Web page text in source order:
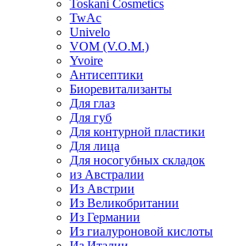
Toskani Cosmetics
TwAc
Univelo
VOM (V.O.M.)
Yvoire
Антисептики
Биоревитализанты
Для глаз
Для губ
Для контурной пластики
Для лица
Для носогубных складок
из Австралии
Из Австрии
Из Великобритании
Из Германии
Из гиалуроновой кислоты